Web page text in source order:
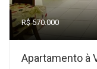
R$ 570.000
Apartamento à